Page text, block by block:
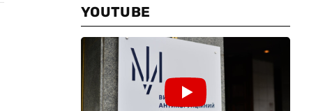
YOUTUBE